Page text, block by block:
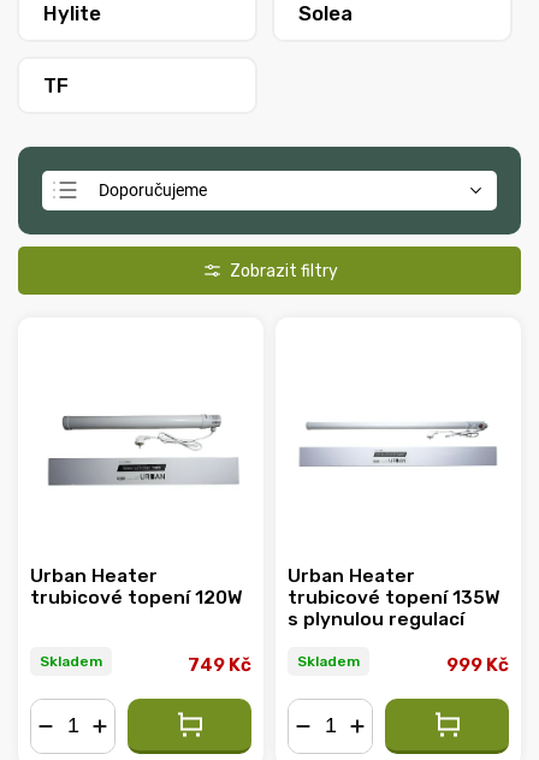
Hylite Solea
TF
Doporučujeme
Nejlevnější
Urban Heater
trubicové topení 120W
Skladem 749 Kč
Urban Heater
trubicové topení 135W
s plynulou regulací
Skladem 999 Kč